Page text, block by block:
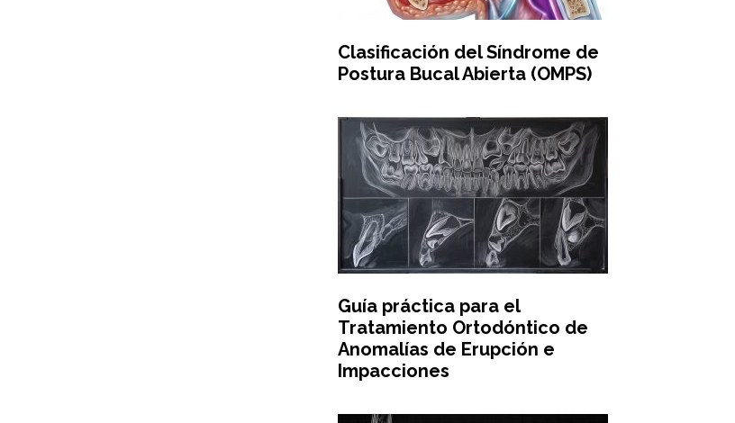
Clasificación del Síndrome de
Postura Bucal Abierta (OMPS)
Guía práctica para el
Tratamiento Ortodóntico de
Anomalías de Erupción e
Impacciones